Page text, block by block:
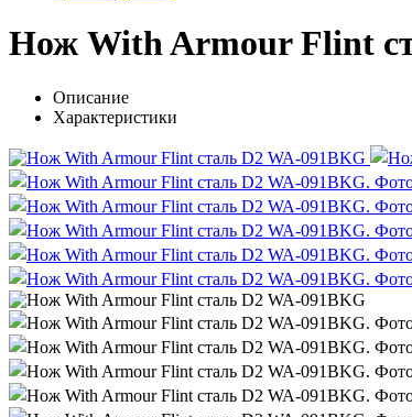
Нож With Armour Flint
Описание
Характеристики